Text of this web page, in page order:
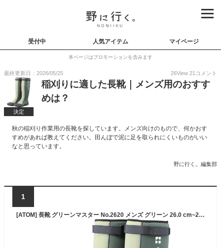
受付中 人気アイテム マイページ
本ページはプロモーションを含みます
最終更新日：2026/05/25 26View 21 コメント
決定
稲刈りに適した長靴｜メンズ用のおすす
めは？
秋の稲刈り作業用の長靴を探しています。メンズ向けのもので、何かおす
すめがあれば教えてください。田んぼで泥に足を取られにくいものがいい
なと思っています。
野に行く。編集部
1
[ATOM] 長靴 グリーンマスター No.2620 メンズ グリーン 26.0 cm~27.0 cm 3E